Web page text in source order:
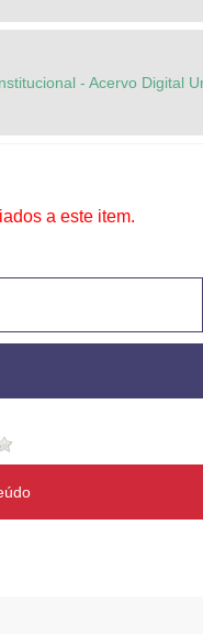
- Acervo Digital
a este item.